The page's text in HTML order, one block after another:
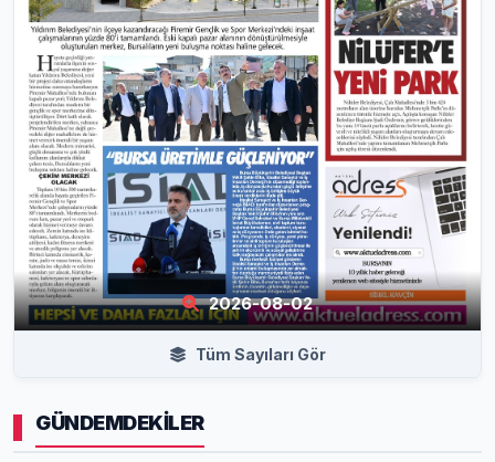
2026-08-02
Tüm Sayıları Gör
GÜNDEMDEKİLER